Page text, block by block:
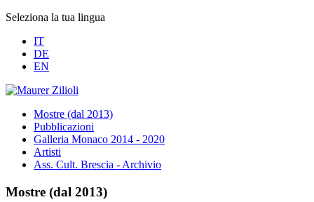
Seleziona la tua lingua
IT
DE
EN
Mostre (dal 2013)
Pubblicazioni
Galleria Monaco 2014 - 2020
Artisti
Ass. Cult. Brescia - Archivio
Mostre (dal 2013)